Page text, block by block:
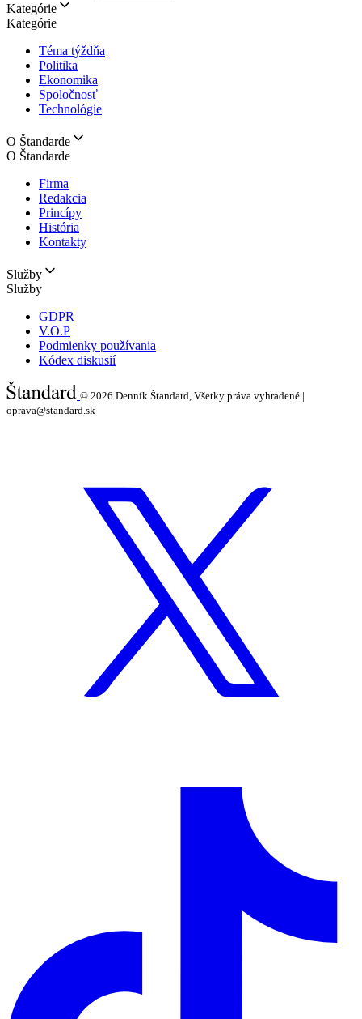
Kategórie
Kategórie
Téma týždňa
Politika
Ekonomika
Spoločnosť
Technológie
O Štandarde
O Štandarde
Firma
Redakcia
Princípy
História
Kontakty
Služby
Služby
GDPR
V.O.P
Podmienky používania
Kódex diskusií
© 2026 Denník Štandard, Všetky práva vyhradené |
oprava@standard.sk